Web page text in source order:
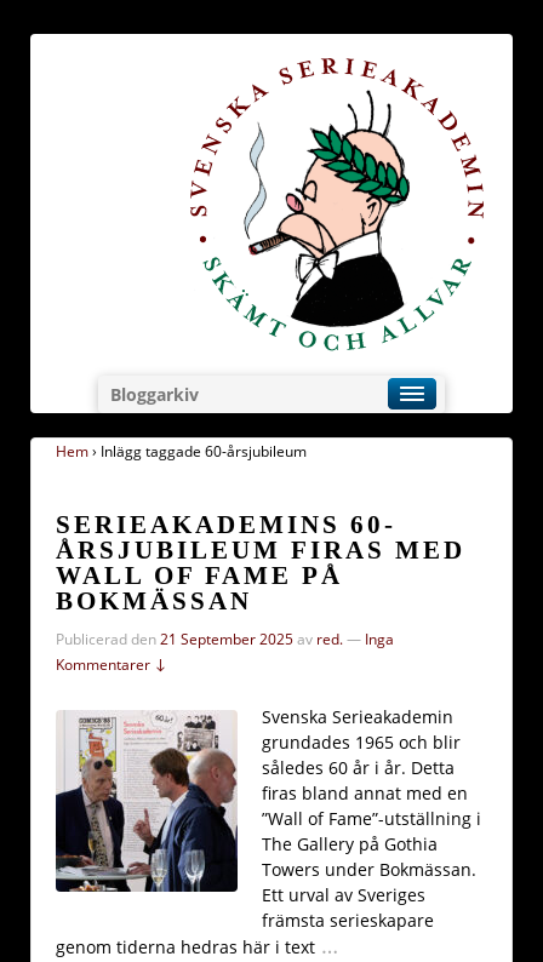
Bloggarkiv
Hem› Inlägg taggade 60-årsjubileum
SERIEAKADEMINS 60-
ÅRSJUBILEUM FIRAS MED
WALL OF FAME PÅ
BOKMÄSSAN
Publicerad den21 September 2025av red.— Inga
Kommentarer ↓
Svenska Serieakademin
grundades 1965 och blir
således 60 år i år. Detta
firas bland annat med en
”Wall of Fame”-utställning i
The Gallery på Gothia
Towers under Bokmässan.
Ett urval av Sveriges
främsta serieskapare
genom tiderna hedras här i text …